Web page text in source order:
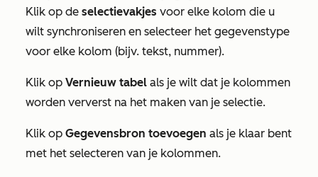
Klik op de selectievakjes voor elke kolom die u
wilt synchroniseren en selecteer het gegevenstype
voor elke kolom (bijv. tekst, nummer).
Klik op Vernieuw tabel als je wilt dat je kolommen
worden ververst na het maken van je selectie.
Klik op Gegevensbron toevoegen als je klaar bent
met het selecteren van je kolommen.